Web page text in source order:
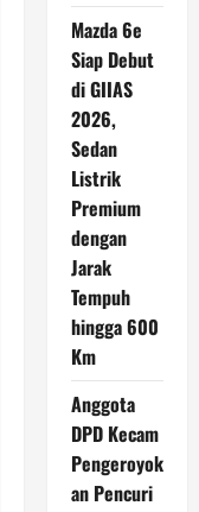
Mazda 6e
Siap Debut
di GIIAS
2026,
Sedan
Listrik
Premium
dengan
Jarak
Tempuh
hingga 600
Km
Anggota
DPD Kecam
Pengeroyok
an Pencuri